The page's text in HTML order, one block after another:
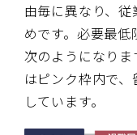
由毎に異なり、
めです。必要最低
次のようになり
はピンク枠内で
しています。